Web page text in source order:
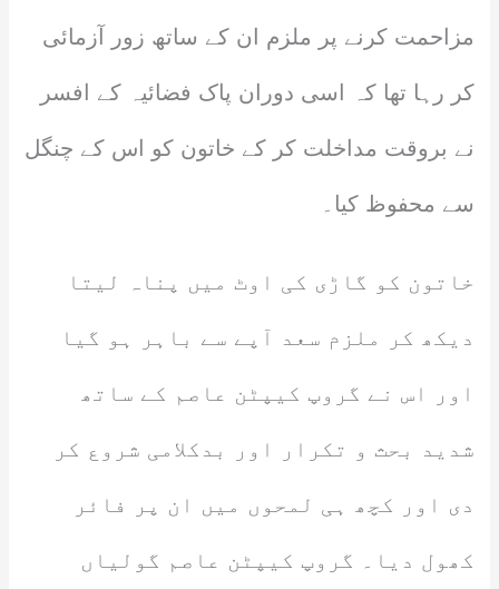
مزاحمت کرنے پر ملزم ان کے ساتھ زور آزمائی
کر رہا تھا کہ اسی دوران پاک فضائیہ کے افسر
نے بروقت مداخلت کر کے خاتون کو اس کے چنگل
سے محفوظ کیا۔
خاتون کو گاڑی کی اوٹ میں پناہ لیتا
دیکھ کر ملزم سعد آپے سے باہر ہو گیا
اور اس نے گروپ کیپٹن عاصم کے ساتھ
شدید بحث و تکرار اور بدکلامی شروع کر
دی اور کچھ ہی لمحوں میں ان پر فائر
کھول دیا۔ گروپ کیپٹن عاصم گولیاں